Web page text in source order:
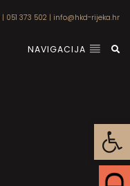
| 051 373 502 | info@hkd-rijeka.hr
NAVIGACIJA